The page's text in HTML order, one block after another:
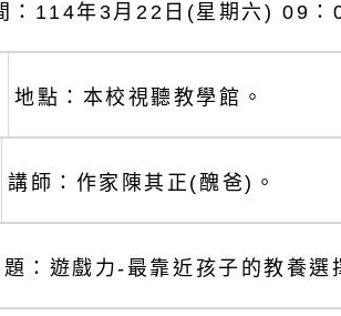
：114年3月22日(星期六) 09
地點：本校視聽教學館。
講師：作家陳其正(醜爸)。
題：遊戲力-最靠近孩子的教養選